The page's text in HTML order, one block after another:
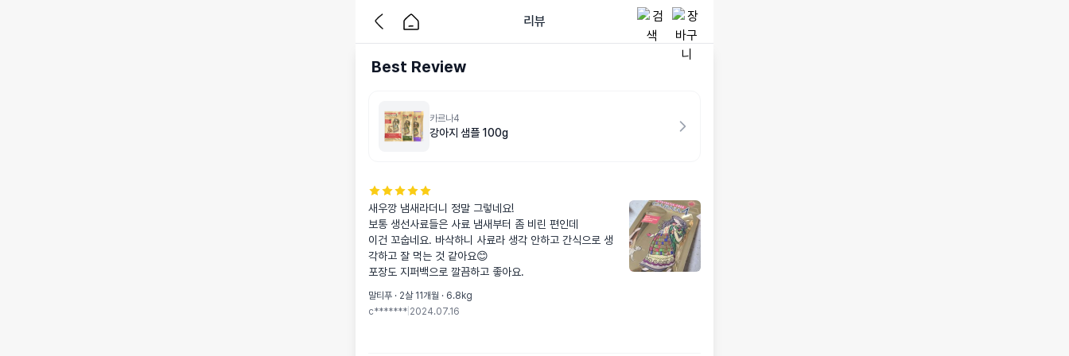
리뷰
Best Review
카르나4
강아지 샘플 100g
새우깡 냄새라더니 정말 그렇네요!
보통 생선사료들은 사료 냄새부터 좀 비린 편인데
이건 꼬숩네요. 바삭하니 사료라 생각 안하고 간식으로 생
각하고 잘 먹는 것 같아요😊
포장도 지퍼백으로 깔끔하고 좋아요.
말티푸 · 2살 11개월 · 6.8kg
c******* 2024.07.16